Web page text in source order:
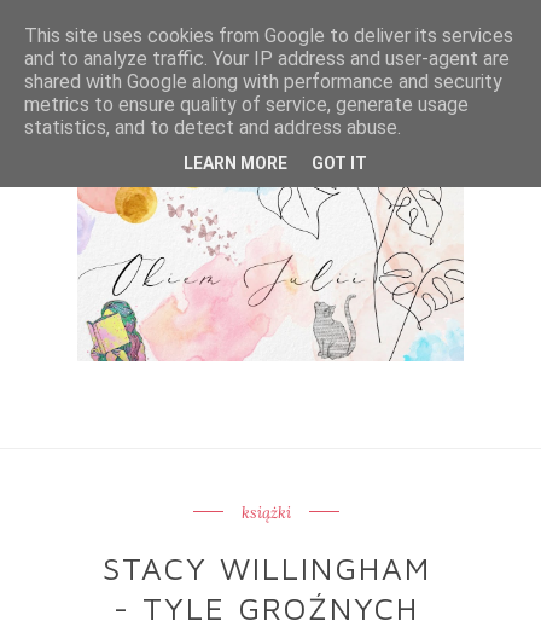
książki
STACY WILLINGHAM
- TYLE GROŹNYCH
This site uses cookies from Google to deliver its services
and to analyze traffic. Your IP address and user-agent are
shared with Google along with performance and security
metrics to ensure quality of service, generate usage
statistics, and to detect and address abuse.
LEARN MORE GOT IT